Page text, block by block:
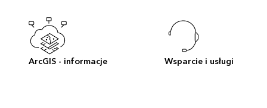
ArcGIS - informacje Wsparcie i usługi